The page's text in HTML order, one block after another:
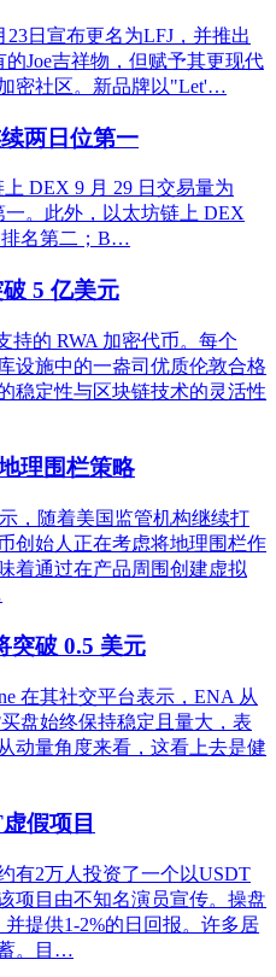
23日宣布更名为LFJ，并推出
Joe吉祥物，但赋予其更现代
密社区。新品牌以"Let'…
两日位第一
DEX 9 月 29 日交易量为
一。此外，以太坊链上 DEX
排名第二；B…
5 亿美元
持的 RWA 加密代币。每个
设施中的一盎司优质伦敦合格
稳定性与区块链技术的灵活性
理围栏策略
，随着美国监管机构继续打
创始人正在考虑将地理围栏作
着通过在产品周围创建虚拟
突破 0.5 美元
在其社交平台表示，ENA 从
盘始终保持稳定且量大，表
动量角度来看，这看上去是健
假项目
有2万人投资了一个以USDT
项目由不知名演员宣传。操盘
提供1-2%的日回报。许多居
。目…